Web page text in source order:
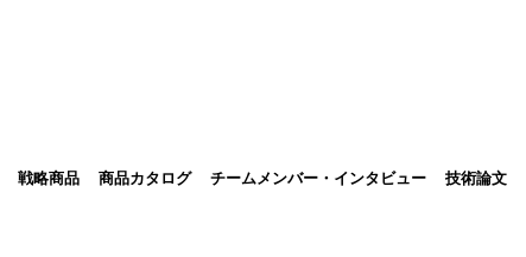
戦略商品 商品カタログ チームメンバー・インタビュー 技術論文